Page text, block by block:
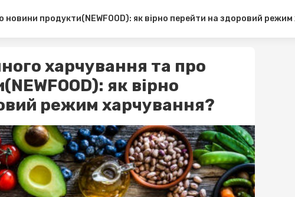
новини продукти(NEWFOOD): як вірно перейти на здоровий
харчування та про
як вірно
режим харчування?